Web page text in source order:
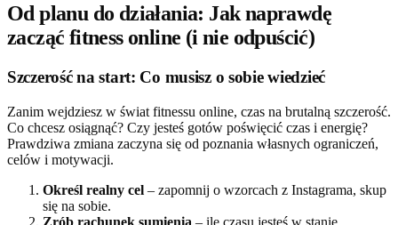
Od planu do działania: Jak naprawdę
zacząć fitness online (i nie odpuścić)
Szczerość na start: Co musisz o sobie wiedzieć
Zanim wejdziesz w świat fitnessu online, czas na brutalną szczerość.
Co chcesz osiągnąć? Czy jesteś gotów poświęcić czas i energię?
Prawdziwa zmiana zaczyna się od poznania własnych ograniczeń,
celów i motywacji.
Określ realny cel – zapomnij o wzorcach z Instagrama, skup
się na sobie.
Zrób rachunek sumienia – ile czasu jesteś w stanie